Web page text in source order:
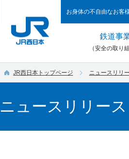
お身体の不自由なお客
鉄道事
（安全の取り
JR西日本トップページ ニュースリリ
ニュースリリース